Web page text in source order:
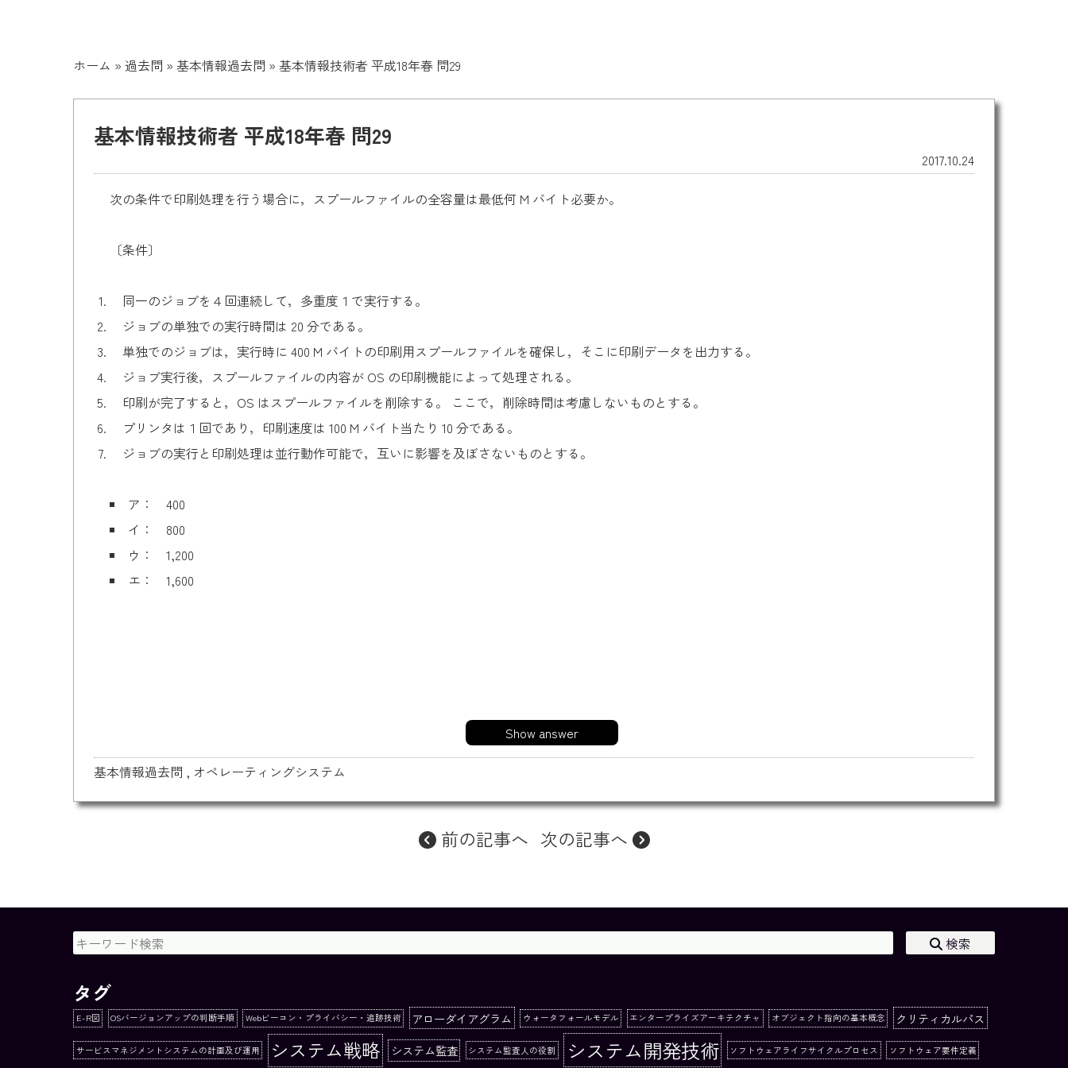
ホーム » 過去問 » 基本情報過去問 » 基本情報技術者 平成18年春 問29
基本情報技術者 平成18年春 問29
2017.10.24
次の条件で印刷処理を行う場合に，スプールファイルの全容量は最低何 M バイト必要か。
〔条件〕
同一のジョブを４回連続して，多重度１で実行する。
ジョブの単独での実行時間は 20 分である。
単独でのジョブは，実行時に 400 M バイトの印刷用スプールファイルを確保し，そこに印刷データを出力する。
ジョブ実行後，スプールファイルの内容が OS の印刷機能によって処理される。
印刷が完了すると，OS はスプールファイルを削除する。 ここで，削除時間は考慮しないものとする。
プリンタは１回であり，印刷速度は 100 M バイト当たり 10 分である。
ジョブの実行と印刷処理は並行動作可能で，互いに影響を及ぼさないものとする。
ア： 400
イ： 800
ウ： 1,200
エ： 1,600
Show answer
基本情報過去問 , オペレーティングシステム
前の記事へ 次の記事へ
検索
タグ
E-R図 OSバージョンアップの判断手順 Webビーコン・プライバシー・追跡技術 アローダイアグラム ウォータフォールモデル エンタープライズアーキテクチャ オブジェクト指向の基本概念 クリティカルパス
サービスマネジメントシステムの計画及び運用 システム戦略 システム監査 システム監査人の役割 システム開発技術 ソフトウェアライフサイクルプロセス ソフトウェア要件定義